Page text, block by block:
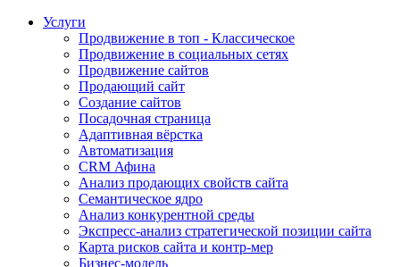
Услуги
Продвижение в топ - Классическое
Продвижение в социальных сетях
Продвижение сайтов
Продающий сайт
Создание сайтов
Посадочная страница
Адаптивная вёрстка
Автоматизация
CRM Афина
Анализ продающих свойств сайта
Семантическое ядро
Анализ конкурентной среды
Экспресс-анализ стратегической позиции сайта
Карта рисков сайта и контр-мер
Бизнес-модель